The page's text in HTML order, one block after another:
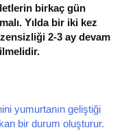
birkaç gün
Yılda bir iki kez
2-3 ay devam
yumurtanın geliştiği
bir durum oluşturur.